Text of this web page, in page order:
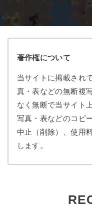
著作権について
当サイトに掲載され
真・表などの無断複
なく無断で当サイト
写真・表などのコピ
中止（削除）、使用
します。